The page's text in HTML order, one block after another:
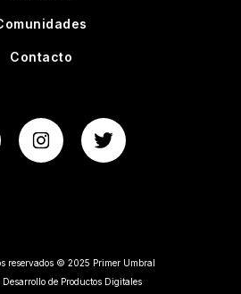
Contacto
reservados © 2025 Primer Umbral
de Productos Digitales